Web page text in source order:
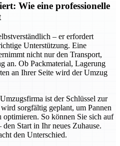
Wie eine professionelle
– er erfordert
Unterstützung. Eine
nicht nur den Transport,
an. Ob Packmaterial, Lagerung
an Ihrer Seite wird der Umzug
ist der Schlüssel zur
sorgfältig geplant, um Pannen
So können Sie sich auf
Start in Ihr neues Zuhause.
den Unterschied.